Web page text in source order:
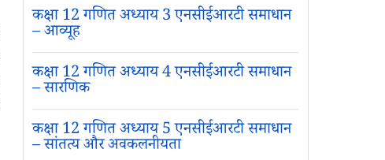
कक्षा 12 गणित अध्याय 3 एनसीईआरटी समाधान
– आव्यूह
कक्षा 12 गणित अध्याय 4 एनसीईआरटी समाधान
– सारणिक
कक्षा 12 गणित अध्याय 5 एनसीईआरटी समाधान
– सांतत्य और अवकलनीयता